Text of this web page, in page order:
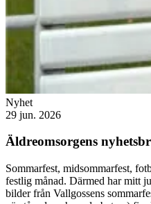
Nyhet
29 jun. 2026
Äldreomsorgens
Sommarfest, midsommarfest,
festlig månad. Därmed har mitt
bilder från Vallgossens